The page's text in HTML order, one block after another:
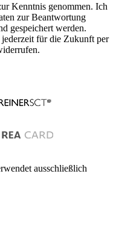
Kenntnis genommen. Ich
zur Beantwortung
gespeichert werden.
für die Zukunft per
ausschließlich